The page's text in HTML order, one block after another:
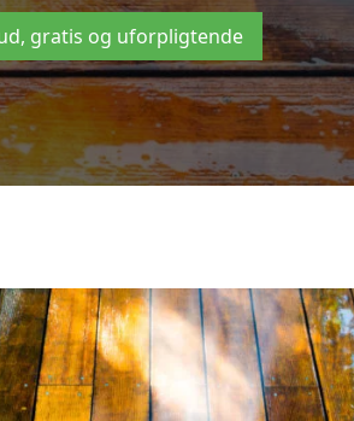
gratis og uforpligtende